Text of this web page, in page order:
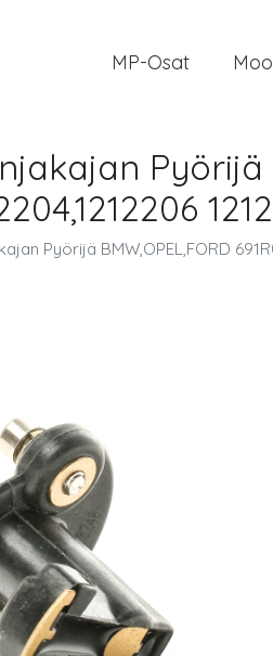
MP-Osat
Pyörijä
Pyörijä BMW,OPEL,FORD